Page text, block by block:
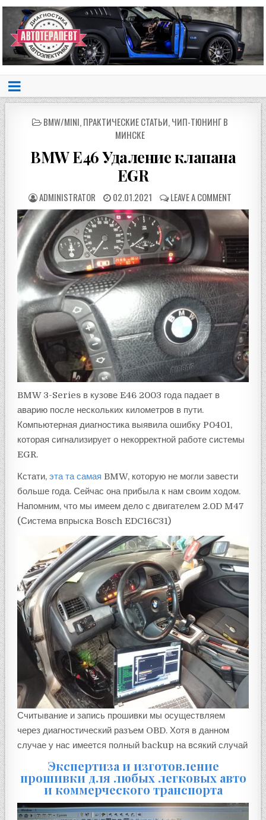
POSTED
BMW/MINI, ПРАКТИЧЕСКИЕ СТАТЬИ, ЧИП-ТЮНИНГ В
МИНСКЕ
BMW E46 Удаление клапана
EGR
ADMINISTRATOR 02.01.2021 LEAVE A COMMENT
BMW 3-Series в кузове E46 2003 года падает в
аварию после нескольких километров в пути.
Компьютерная диагностика выявила ошибку P0401,
которая сигнализирует о некорректной работе системы
EGR.
Кстати,эта та самая BMW, которую не могли завести
больше года. Сейчас она прибыла к нам своим ходом.
Напомним, что мы имеем дело с двигателем 2.0D M47
(Система впрыска Bosch EDC16C31)
Считывание и запись прошивки мы осуществляем
через диагностический разъем OBD. Хотя в данном
случае у нас имеется полный backup на всякий случай
Экспертиза и изготовление
прошивки для любых легковых авто
и коммерческого транспорта